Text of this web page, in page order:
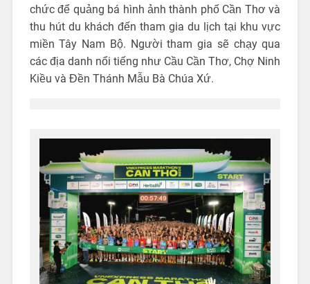
chức để quảng bá hình ảnh thành phố Cần Thơ và
thu hút du khách đến tham gia du lịch tại khu vực
miền Tây Nam Bộ. Người tham gia sẽ chạy qua
các địa danh nổi tiếng như Cầu Cần Thơ, Chợ Ninh
Kiều và Đền Thánh Mẫu Bà Chúa Xứ.